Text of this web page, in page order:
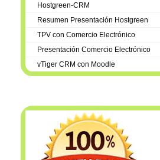
Hostgreen-CRM
Resumen Presentación Hostgreen
TPV con Comercio Electrónico
Presentación Comercio Electrónico
vTiger CRM con Moodle